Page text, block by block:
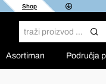
Shop
Asortiman Područja